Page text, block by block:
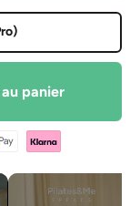
panier